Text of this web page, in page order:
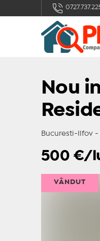
Nou
Bucuresti-Ilfov -
500 €/
VÂNDUT